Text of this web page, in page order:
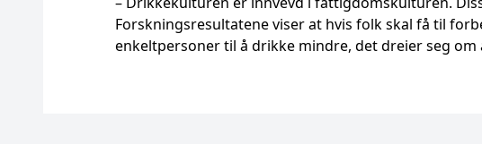
Forskningsresultatene viser at hvis folk skal få til
enkeltpersoner til å drikke mindre, det dreier seg